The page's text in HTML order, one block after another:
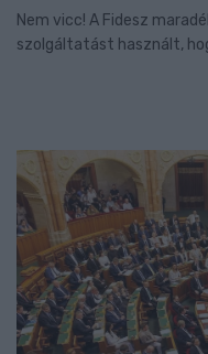
Nem vicc! A Fidesz
szolgáltatást használt,